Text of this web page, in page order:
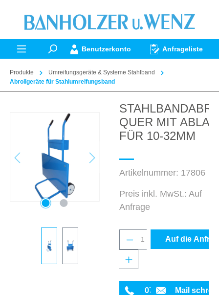
springen
Benutzerkonto Anfrageliste
Produkte
Umreifungsgeräte & Systeme Stahlband
Abrollgeräte für Stahlumreifungsband
QUER MIT
FÜR 10-32MM
Artikelnummer: 17806
Preis inkl. MwSt.: Auf
Anfrage
Produkt Anzahl:
Auf die
0711 342934-0
Mail